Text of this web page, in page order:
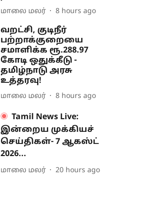
மாலை மலர் 8 hours ago
வறட்சி, குடிநீர்
பற்றாக்குறையை
சமாளிக்க ரூ.288.97
கோடி ஒதுக்கீடு -
தமிழ்நாடு அரசு
உத்தரவு!
மாலை மலர் 8 hours ago
Tamil News Live:
இன்றைய முக்கியச்
செய்திகள்- 7 ஆகஸ்ட்
2026...
மாலை மலர் 20 hours ago